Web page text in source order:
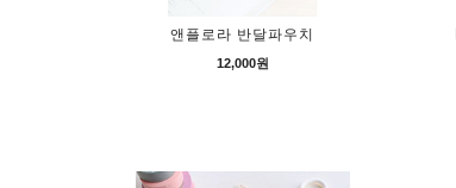
앤플로라 반달파우치
12,000원